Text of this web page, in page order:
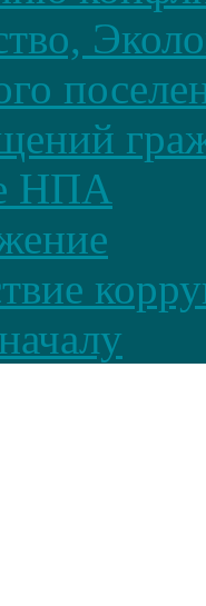
НПА